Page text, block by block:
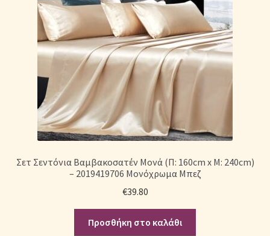
Σετ Σεντόνια Βαμβακοσατέν Μονά (Π: 160cm x Μ: 240cm)
– 2019419706 Μονόχρωμα Μπεζ
€39.80
Προσθήκη στο καλάθι